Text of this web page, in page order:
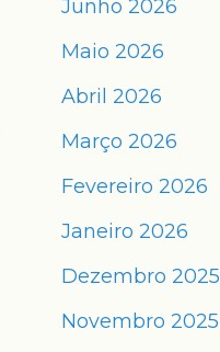
Junho 2026
Maio 2026
Abril 2026
Março 2026
Fevereiro 2026
Janeiro 2026
Dezembro 2025
Novembro 2025